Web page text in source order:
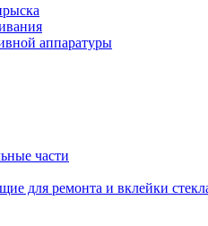
аппаратуры
части
для ремонта и вклейки